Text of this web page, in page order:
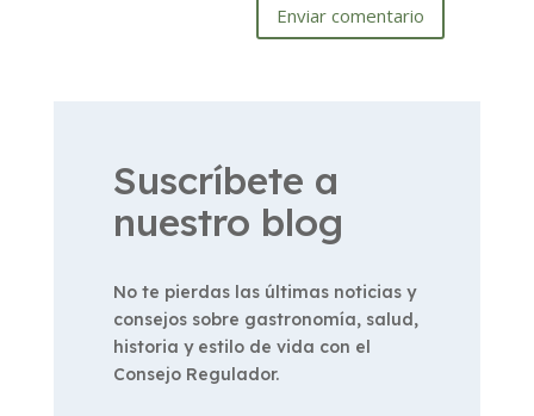
Enviar comentario
Suscríbete a
nuestro blog
No te pierdas las últimas noticias y
consejos sobre gastronomía, salud,
historia y estilo de vida con el
Consejo Regulador.